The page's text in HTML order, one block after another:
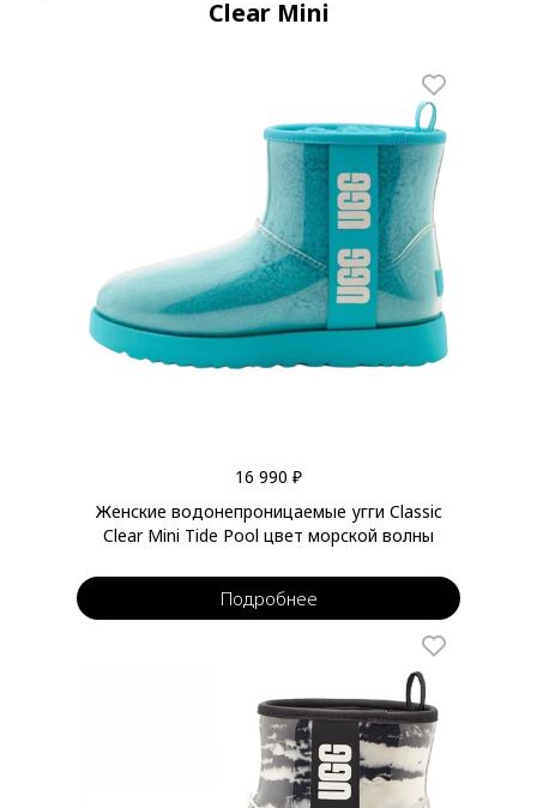
Clear Mini
16 990 ₽
Женские водонепроницаемые угги Classic
Clear Mini Tide Pool цвет морской волны
Подробнее